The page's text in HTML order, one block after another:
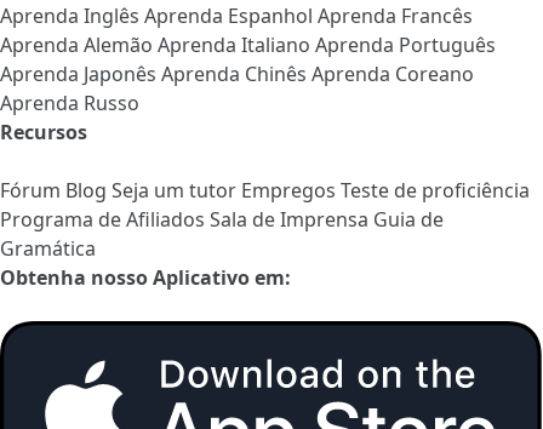
Aprenda Inglês Aprenda Espanhol Aprenda Francês
Aprenda Alemão Aprenda Italiano Aprenda Português
Aprenda Japonês Aprenda Chinês Aprenda Coreano
Aprenda Russo
Recursos
Fórum Blog Seja um tutor Empregos Teste de proficiência
Programa de Afiliados Sala de Imprensa Guia de
Gramática
Obtenha nosso Aplicativo em: